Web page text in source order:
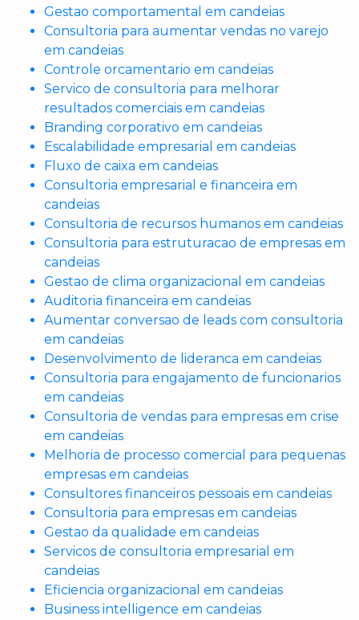
Gestao comportamental em candeias
Consultoria para aumentar vendas no varejo
em candeias
Controle orcamentario em candeias
Servico de consultoria para melhorar
resultados comerciais em candeias
Branding corporativo em candeias
Escalabilidade empresarial em candeias
Fluxo de caixa em candeias
Consultoria empresarial e financeira em
candeias
Consultoria de recursos humanos em candeias
Consultoria para estruturacao de empresas em
candeias
Gestao de clima organizacional em candeias
Auditoria financeira em candeias
Aumentar conversao de leads com consultoria
em candeias
Desenvolvimento de lideranca em candeias
Consultoria para engajamento de funcionarios
em candeias
Consultoria de vendas para empresas em crise
em candeias
Melhoria de processo comercial para pequenas
empresas em candeias
Consultores financeiros pessoais em candeias
Consultoria para empresas em candeias
Gestao da qualidade em candeias
Servicos de consultoria empresarial em
candeias
Eficiencia organizacional em candeias
Business intelligence em candeias